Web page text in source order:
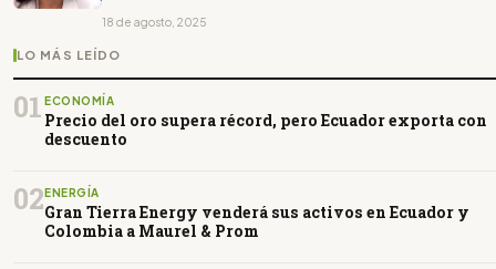
18 de agosto, 2025
LO MÁS LEÍDO
01 ECONOMÍA
Precio del oro supera récord, pero Ecuador exporta con
descuento
02ENERGÍA
Gran Tierra Energy venderá sus activos en Ecuador y
Colombia a Maurel & Prom